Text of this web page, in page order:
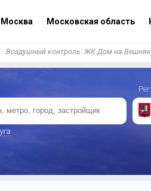
Москва Московская область
Воздушный контроль. ЖК Дом на